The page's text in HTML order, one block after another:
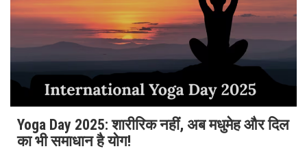
Yoga Day 2025: शारीरिक नहीं, अब मधुमेह और दिल
का भी समाधान है योग!